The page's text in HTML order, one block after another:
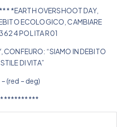
OVERSHOOT DAY,
ECOLOGICO, CAMBIARE
4 POL ITA R01
CONFEURO: “SIAMO IN DEBITO
DI VITA”
(red – deg)